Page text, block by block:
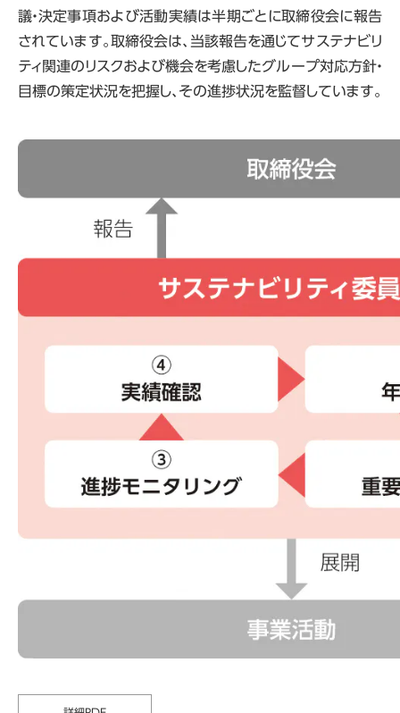
議・決定事項および活動実績は半期ごとに取締役会に報告
されています。取締役会は、当該報告を通じてサステナビリ
ティ関連のリスクおよび機会を考慮したグループ対応方針・
目標の策定状況を把握し、その進捗状況を監督しています。